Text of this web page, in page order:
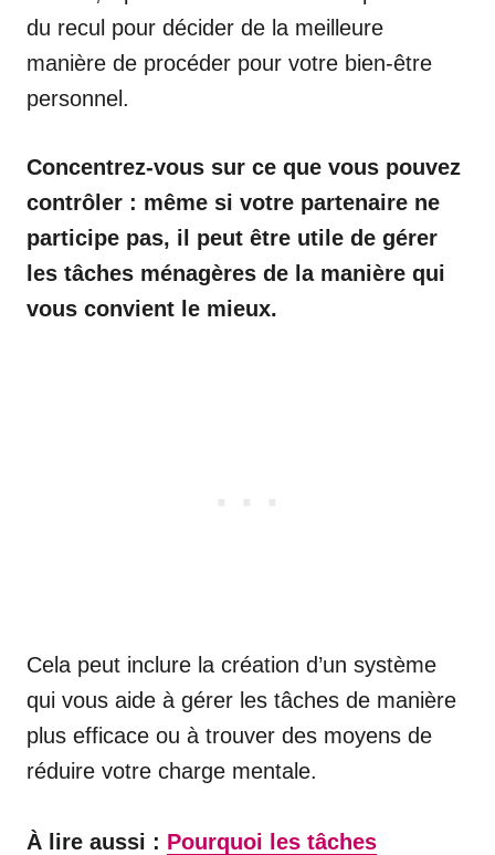
du recul pour décider de la meilleure
manière de procéder pour votre bien-être
personnel.
Concentrez-vous sur ce que vous pouvez
contrôler : même si votre partenaire ne
participe pas, il peut être utile de gérer
les tâches ménagères de la manière qui
vous convient le mieux.
Cela peut inclure la création d’un système
qui vous aide à gérer les tâches de manière
plus efficace ou à trouver des moyens de
réduire votre charge mentale.
À lire aussi : Pourquoi les tâches